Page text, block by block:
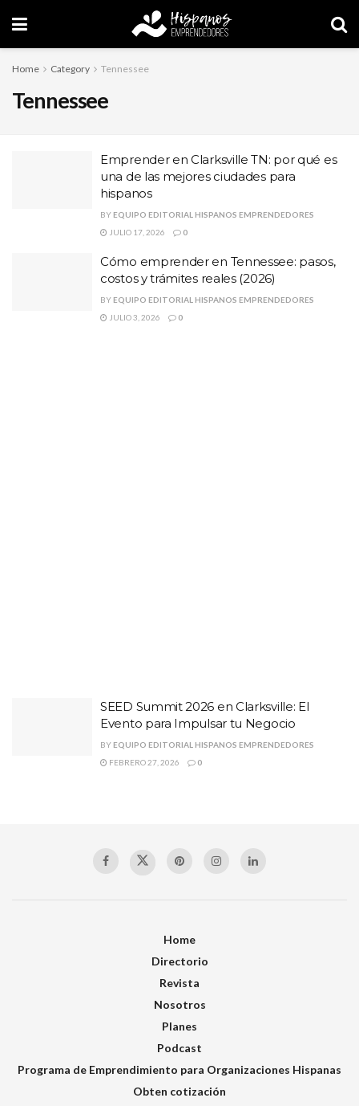
Home Category Tennessee
Tennessee
Emprender en Clarksville TN: por qué es
una de las mejores ciudades para
hispanos
BY EQUIPO EDITORIAL HISPANOS EMPRENDEDORES
JULIO 17, 2026
0
Cómo emprender en Tennessee: pasos,
costos y trámites reales (2026)
BY EQUIPO EDITORIAL HISPANOS EMPRENDEDORES
JULIO 3, 2026
0
SEED Summit 2026 en Clarksville: El
Evento para Impulsar tu Negocio
BY EQUIPO EDITORIAL HISPANOS EMPRENDEDORES
FEBRERO 27, 2026
0
Home
Directorio
Revista
Nosotros
Planes
Podcast
Programa de Emprendimiento para Organizaciones Hispanas
Obten cotización